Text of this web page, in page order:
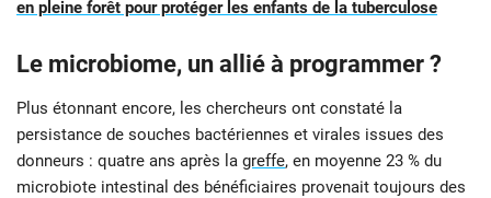
en pleine forêt pour protéger les enfants de la tuberculose
Le microbiome, un allié à programmer ?
Plus étonnant encore, les chercheurs ont constaté la
persistance de souches bactériennes et virales issues des
donneurs : quatre ans après la greffe, en moyenne 23 % du
microbiote intestinal des bénéficiaires provenait toujours des